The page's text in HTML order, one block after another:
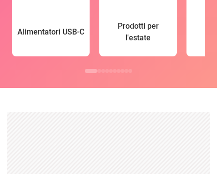
Alimentatori USB-C
Prodotti per
l'estate